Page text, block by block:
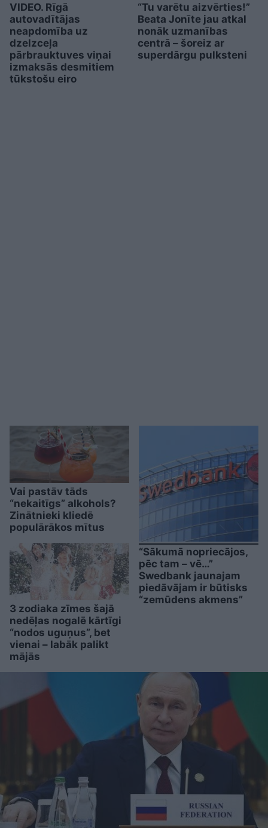
VIDEO. Rīgā
autovadītājas
neapdomība uz
dzelzceļa
pārbrauktuves viņai
izmaksās desmitiem
tūkstošu eiro
“Tu varētu aizvērties!”
Beata Jonīte jau atkal
nonāk uzmanības
centrā – šoreiz ar
superdārgu pulksteni
Vai pastāv tāds
“nekaitīgs” alkohols?
Zinātnieki kliedē
populārākos mītus
3 zodiaka zīmes šajā
nedēļas nogalē kārtīgi
“nodos uguņus”, bet
vienai – labāk palikt
mājās
“Sākumā nopriecājos,
pēc tam – vē…”
Swedbank jaunajam
piedāvājam ir būtisks
“zemūdens akmens”